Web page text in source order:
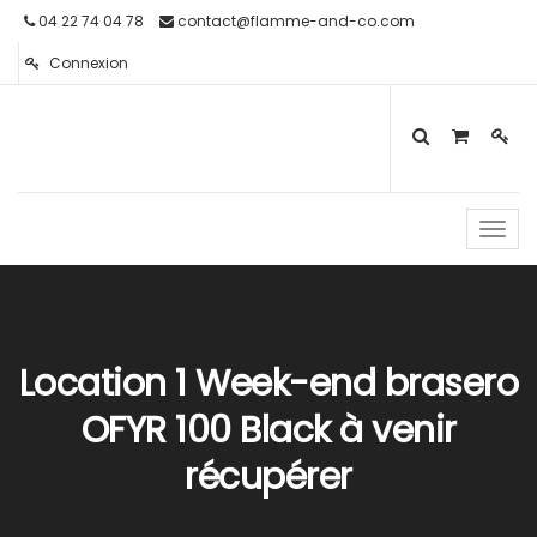
04 22 74 04 78 contact@flamme-and-co.com
Connexion
Location 1 Week-end brasero
OFYR 100 Black à venir
récupérer